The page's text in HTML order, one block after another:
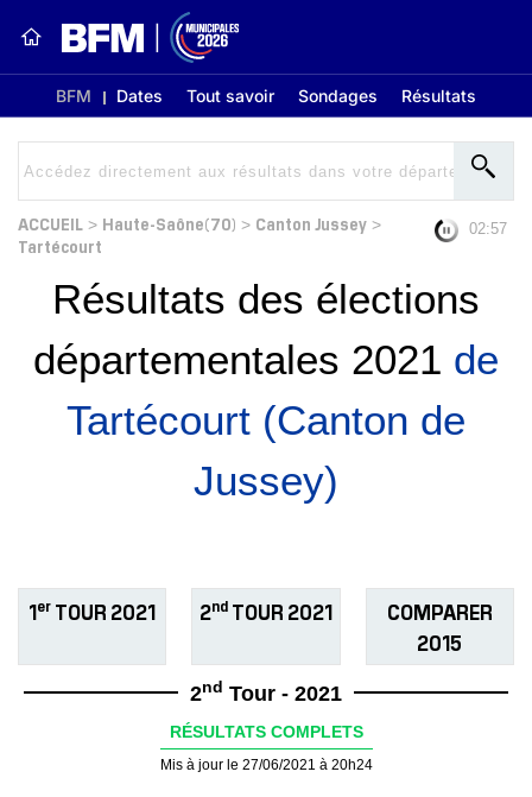
BFM Dates Tout savoir Sondages Résultats
ACCUEIL > Haute-Saône(70) > Canton Jussey >
Tartécourt
02:56
Résultats des élections
départementales 2021 de
Tartécourt (Canton de
Jussey)
1er TOUR 2021 2ndTOUR 2021
COMPARER
2015
2nd Tour - 2021
RÉSULTATS COMPLETS
Mis à jour le 27/06/2021 à 20h24